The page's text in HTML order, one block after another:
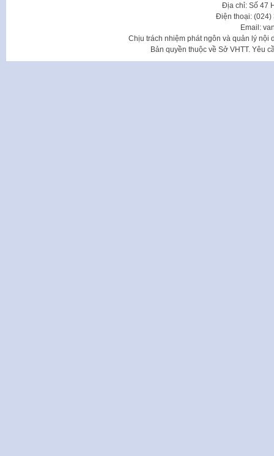
Địa chỉ: Số 47
Điện thoại: (024)
Email:
Chịu trách nhiệm phát ngôn và quản lý nội
Bản quyền thuộc về Sở VHTT. Yêu